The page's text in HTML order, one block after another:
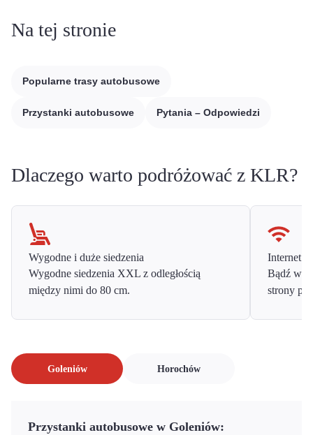
Na tej stronie
Popularne trasy autobusowe
Przystanki autobusowe Pytania – Odpowiedzi
Dlaczego warto podróżować z KLR?
Wygodne i duże siedzenia
Wygodne siedzenia XXL z odległością
między nimi do 80 cm.
Internet
Bądź w
strony
Goleniów Horochów
Przystanki autobusowe w Goleniów: